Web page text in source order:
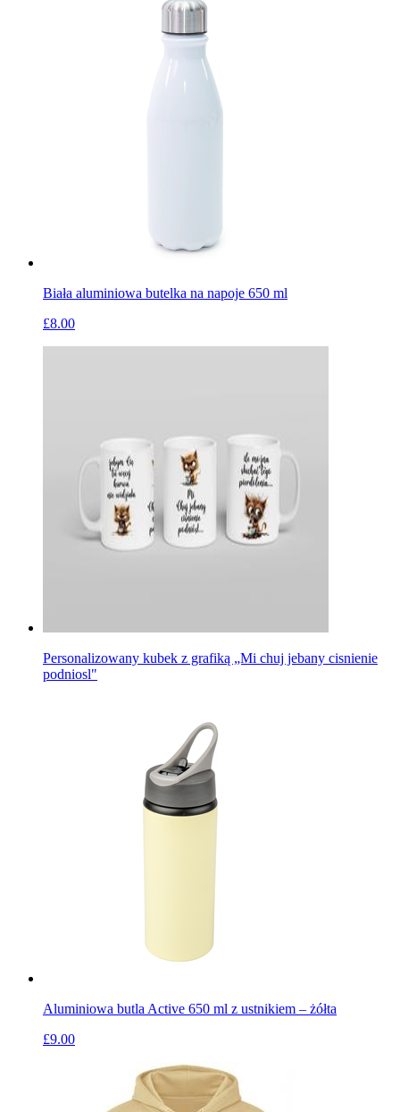
Biała aluminiowa butelka na napoje 650 ml
£8.00
Personalizowany kubek z grafiką „Mi chuj jebany cisnienie
podniosl"
Aluminiowa butla Active 650 ml z ustnikiem – żółta
£9.00